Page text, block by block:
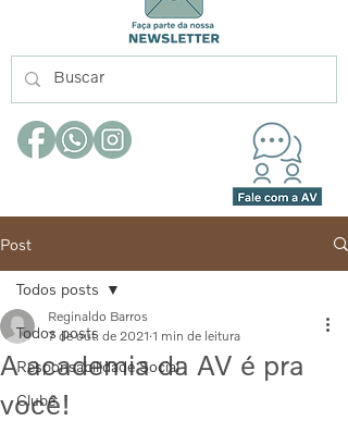
Post
Todos posts
Responsabilidade Social
Clube
Todos posts
A academia da AV é pra
você!
Reginaldo Barros
7 de out. de 2021 1 min de leitura